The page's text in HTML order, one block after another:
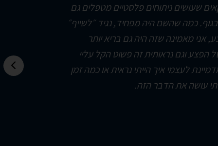
שעושים ניתוחים פלסטיים מטפלים גם
כמה שהשם היה מפחיד, נגיד ״לשייף״
אני מאמינה שזה היה גם בריא יותר
וגם נראותית זה פשוט הקל עליי
לעצמי איך הייתי נראית או כמה זמן
עושה את הדבר הזה.